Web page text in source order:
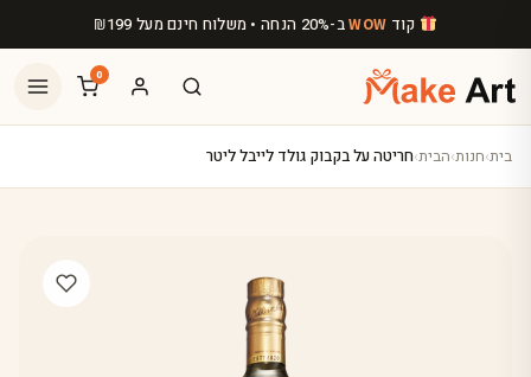
דלג לתוכן הראשי קוד WOWב-20% הנחה • משלוח חינם מעל ₪199
0
בית›חנות›הבית›חריטה על בקבוק גולד לייבל ליטר